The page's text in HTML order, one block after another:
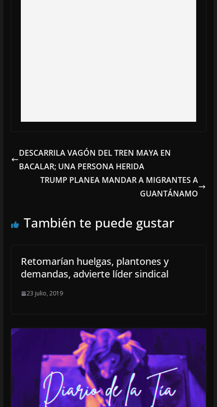
DESCARRILA VAGÓN DEL TREN MAYA EN
BACALAR; UNA PERSONA HERIDA
TRUMP PLANEA MANDAR A MIGRANTES A
GUANTÁNAMO
También te puede gustar
Retomarían huelgas, plantones y
demandas, advierte líder sindical
23 julio, 2019